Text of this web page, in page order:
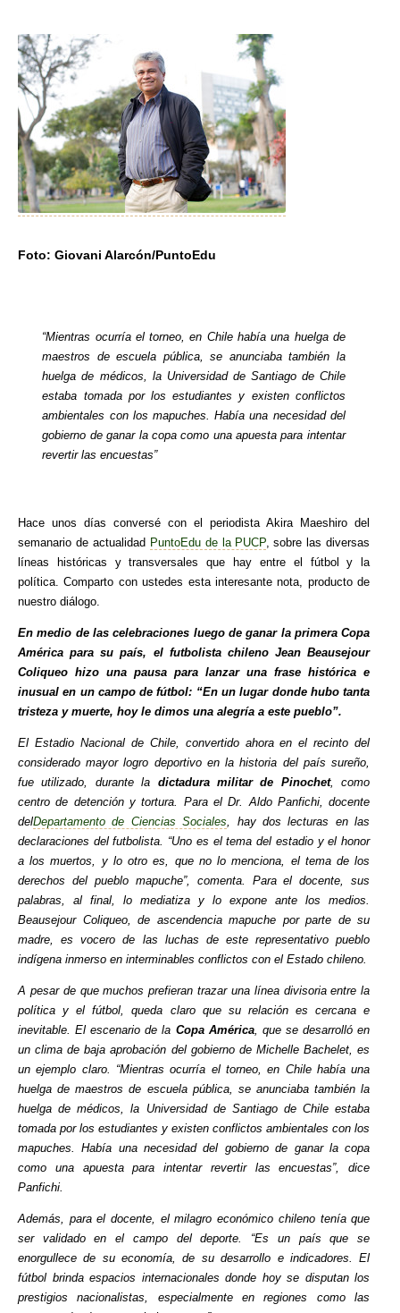
Foto: Giovani Alarcón/PuntoEdu
“Mientras ocurría el torneo, en Chile había una huelga de
maestros de escuela pública, se anunciaba también la
huelga de médicos, la Universidad de Santiago de Chile
estaba tomada por los estudiantes y existen conflictos
ambientales con los mapuches. Había una necesidad del
gobierno de ganar la copa como una apuesta para intentar
revertir las encuestas”
Hace unos días conversé con el periodista Akira Maeshiro del
semanario de actualidad PuntoEdu de la PUCP, sobre las diversas
líneas históricas y transversales que hay entre el fútbol y la
política. Comparto con ustedes esta interesante nota, producto de
nuestro diálogo.
En medio de las celebraciones luego de ganar la primera Copa
América para su país, el futbolista chileno Jean Beausejour
Coliqueo hizo una pausa para lanzar una frase histórica e
inusual en un campo de fútbol: “En un lugar donde hubo tanta
tristeza y muerte, hoy le dimos una alegría a este pueblo”.
El Estadio Nacional de Chile, convertido ahora en el recinto del
considerado mayor logro deportivo en la historia del país sureño,
fue utilizado, durante la dictadura militar de Pinochet, como
centro de detención y tortura. Para el Dr. Aldo Panfichi, docente
delDepartamento de Ciencias Sociales, hay dos lecturas en las
declaraciones del futbolista. “Uno es el tema del estadio y el honor
a los muertos, y lo otro es, que no lo menciona, el tema de los
derechos del pueblo mapuche”, comenta. Para el docente, sus
palabras, al final, lo mediatiza y lo expone ante los medios.
Beausejour Coliqueo, de ascendencia mapuche por parte de su
madre, es vocero de las luchas de este representativo pueblo
indígena inmerso en interminables conflictos con el Estado chileno.
A pesar de que muchos prefieran trazar una línea divisoria entre la
política y el fútbol, queda claro que su relación es cercana e
inevitable. El escenario de la Copa América, que se desarrolló en
un clima de baja aprobación del gobierno de Michelle Bachelet, es
un ejemplo claro. “Mientras ocurría el torneo, en Chile había una
huelga de maestros de escuela pública, se anunciaba también la
huelga de médicos, la Universidad de Santiago de Chile estaba
tomada por los estudiantes y existen conflictos ambientales con los
mapuches. Había una necesidad del gobierno de ganar la copa
como una apuesta para intentar revertir las encuestas”, dice
Panfichi.
Además, para el docente, el milagro económico chileno tenía que
ser validado en el campo del deporte. “Es un país que se
enorgullece de su economía, de su desarrollo e indicadores. El
fútbol brinda espacios internacionales donde hoy se disputan los
prestigios nacionalistas, especialmente en regiones como las